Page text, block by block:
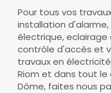
Pour tous vos
installation
électrique,
contrôle d'accès et
travaux en
Riom et dans tout
Dôme, faites nous